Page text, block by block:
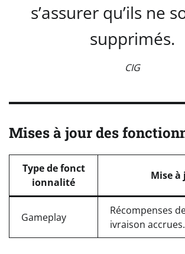
s’assurer qu’ils ne
supprimés.
CIG
Mises à jour des
Type de fonct
ionnalité
Mise à
Gameplay
Récompenses
ivraison accrues.